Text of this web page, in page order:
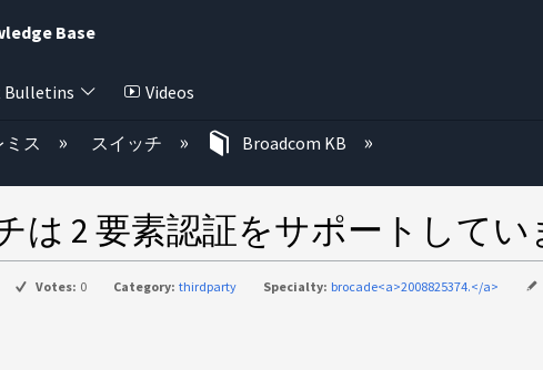
Base
Bulletins Videos
展開/折りたたむ
ミス スイッチ Broadcom KB
は 2 要素認証をサポートしてい
Votes: 0 Category: thirdparty Specialty: brocade<a>2008825374.</a>